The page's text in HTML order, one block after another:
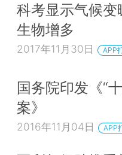
科考显示气候
生物增多
2017年11月30日 APP
国务院印发《“
案》
2016年11月04日 APP